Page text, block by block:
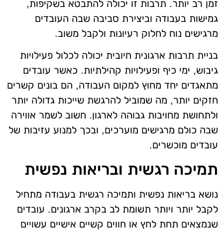
זמן רב יותר. תרבות זו יכולה להתבטא בשקיפות,
גמישות בעבודה וביצירת סביבה שבה העובדים
מרגישים נוח לחלוק רעיונות ולקבל משוב.
בניית תרבות ארגונית חיובית יכולה לכלול פעילויות
גיבוש, ימי כיף ופעילויות קהילתיות. כאשר עובדים
מתאגדים יחד מחוץ למקום העבודה, הם בונים קשרים
חזקים יותר, מה שמוביל להרגשת שייכות גדולה יותר
ולתחושת מחויבות גבוהה לארגון. חשוב לשמר אווירה
שבה כולם מרגישים מוערכים, ובכך למנוע עזיבות של
עובדים מוכשרים.
תמיכה רגשית ובריאות נפשית
נושא בריאות נפשית ותמיכה רגשית בעבודה מתחיל
לקבל יותר ויותר תשומת לב בקרב ארגונים. עובדים
שנמצאים תחת לחץ או חווים קשיים אישיים עשויים